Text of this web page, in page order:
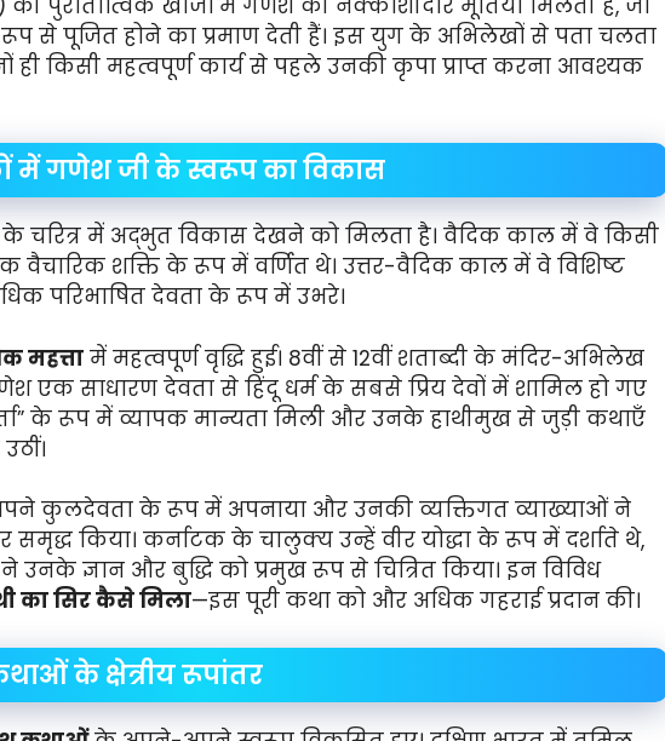
की पुरातात्विक खोजों में गणेश की नक्काशीदार मूर्तियाँ मिलती हैं, जो
से पूजित होने का प्रमाण देती हैं। इस युग के अभिलेखों से पता चलता
ही किसी महत्वपूर्ण कार्य से पहले उनकी कृपा प्राप्त करना आवश्यक
में गणेश जी के स्वरूप का विकास
चरित्र में अद्भुत विकास देखने को मिलता है। वैदिक काल में वे किसी
वैचारिक शक्ति के रूप में वर्णित थे। उत्तर-वैदिक काल में वे विशिष्ट
परिभाषित देवता के रूप में उभरे।
महत्ता में महत्वपूर्ण वृद्धि हुई। 8वीं से 12वीं शताब्दी के मंदिर-अभिलेख
एक साधारण देवता से हिंदू धर्म के सबसे प्रिय देवों में शामिल हो गए
के रूप में व्यापक मान्यता मिली और उनके हाथीमुख से जुड़ी कथाएँ
कुलदेवता के रूप में अपनाया और उनकी व्यक्तिगत व्याख्याओं ने
किया। कर्नाटक के चालुक्य उन्हें वीर योद्धा के रूप में दर्शाते थे,
ज्ञान और बुद्धि को प्रमुख रूप से चित्रित किया। इन विविध
का सिर कैसे मिला—इस पूरी कथा को और अधिक गहराई प्रदान की।
के क्षेत्रीय रूपांतर